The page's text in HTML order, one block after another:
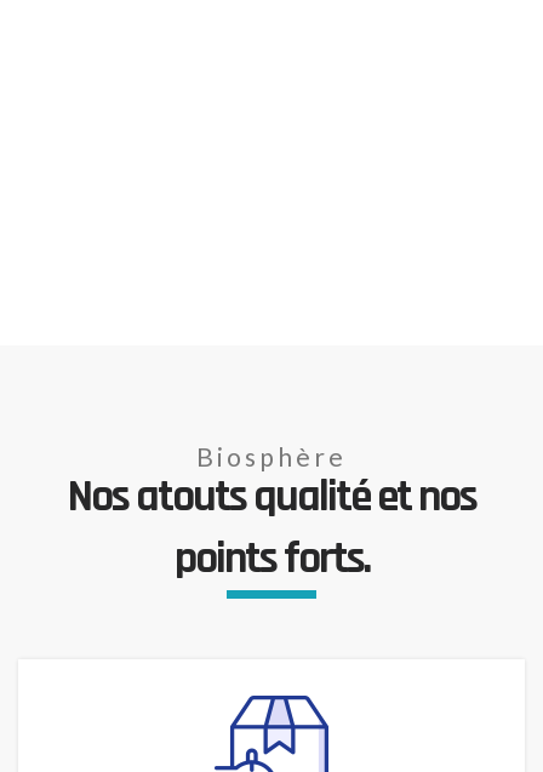
Biosphère
Nos atouts qualité et nos
points forts.